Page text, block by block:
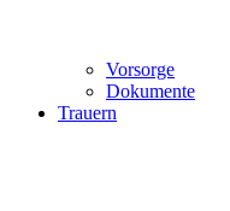
Vorsorge
Dokumente
Trauern